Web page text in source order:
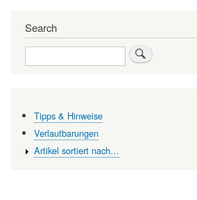
Search
Search
Tipps & Hinweise
Verlautbarungen
Artikel sortiert nach…